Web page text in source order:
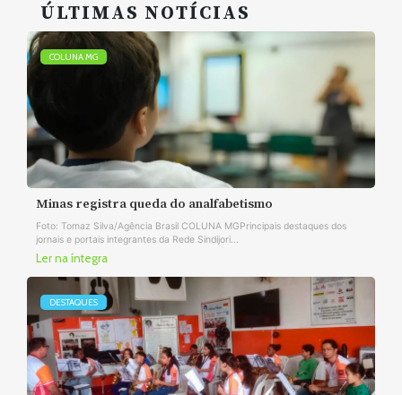
ÚLTIMAS NOTÍCIAS
COLUNA MG
Minas registra queda do analfabetismo
Foto: Tomaz Silva/Agência Brasil COLUNA MGPrincipais destaques dos
jornais e portais integrantes da Rede Sindijori...
Ler na íntegra
DESTAQUES